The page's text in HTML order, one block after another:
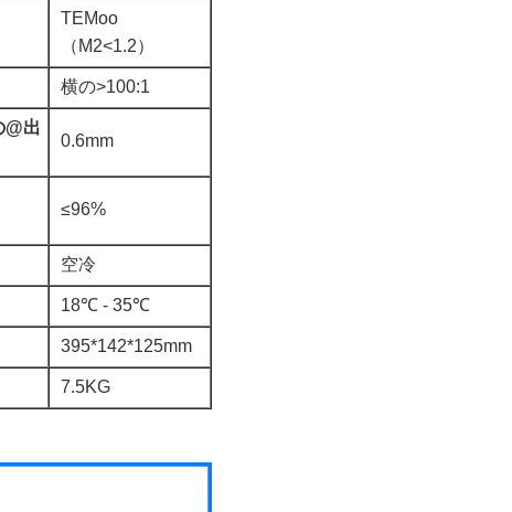
TEMoo
（M2<1.2）
横の>100:1
@出
0.6mm
≤96%
空冷
18℃ - 35℃
395*142*125mm
7.5KG